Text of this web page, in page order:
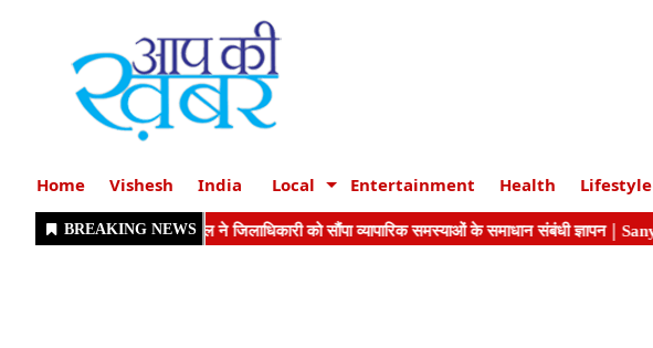
Home Vishesh India Local Entertainment Health Lifestyle